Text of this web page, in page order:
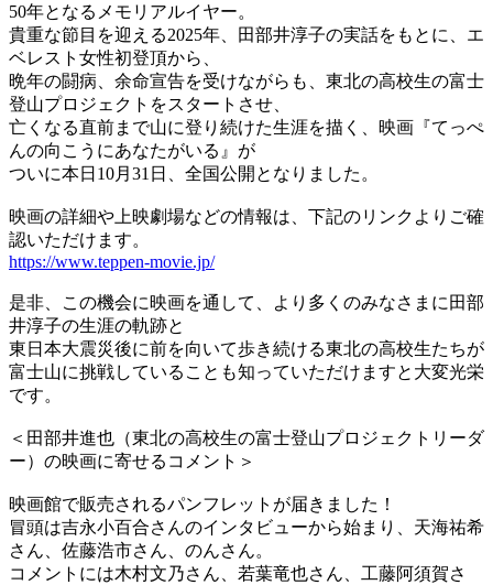
50年となるメモリアルイヤー。
貴重な節目を迎える2025年、田部井淳子の実話をもとに、エ
ベレスト女性初登頂から、
晩年の闘病、余命宣告を受けながらも、東北の高校生の富士
登山プロジェクトをスタートさせ、
亡くなる直前まで山に登り続けた生涯を描く、映画『てっぺ
んの向こうにあなたがいる』が
ついに本日10月31日、全国公開となりました。
映画の詳細や上映劇場などの情報は、下記のリンクよりご確
認いただけます。
https://www.teppen-movie.jp/
是非、この機会に映画を通して、より多くのみなさまに田部
井淳子の生涯の軌跡と
東日本大震災後に前を向いて歩き続ける東北の高校生たちが
富士山に挑戦していることも知っていただけますと大変光栄
です。
＜田部井進也（東北の高校生の富士登山プロジェクトリーダ
ー）の映画に寄せるコメント＞
映画館で販売されるパンフレットが届きました！
冒頭は吉永小百合さんのインタビューから始まり、天海祐希
さん、佐藤浩市さん、のんさん。
コメントには木村文乃さん、若葉竜也さん、工藤阿須賀さ